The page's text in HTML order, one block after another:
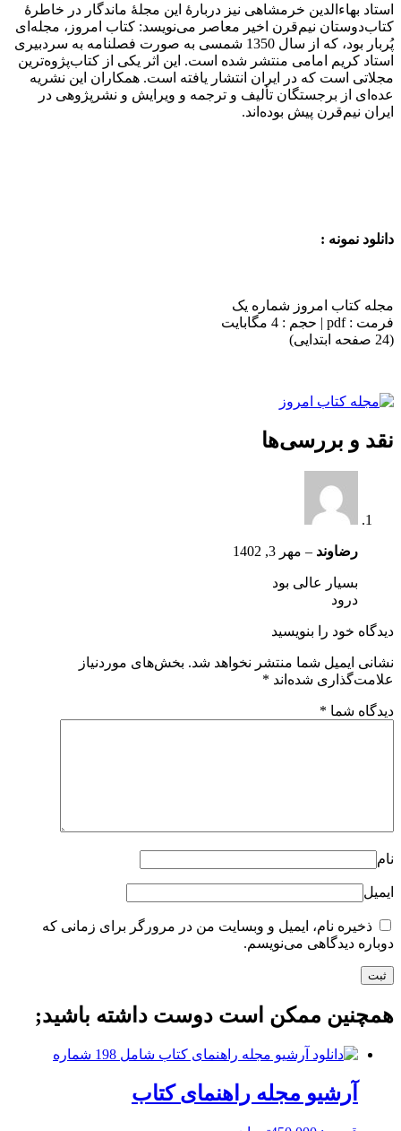
استاد بهاءالدین خرمشاهی نیز دربارهٔ این مجلهٔ ماندگار در خاطرهٔ
کتاب‌دوستان نیم‌قرن اخیر معاصر می‌نویسد: کتاب امروز، مجله‌ای
پُربار بود، که از سال 1350 شمسی به صورت فصلنامه به سردبیری
استاد کریم امامی منتشر شده است. این اثر یکی از کتاب‌پژوه‌ترین
مجلاتی است که در ایران انتشار یافته است. همکاران این نشریه
عده‌ای از برجستگان تألیف و ترجمه و ویرایش و نشرپژوهی در
ایران نیم‌قرن پیش بوده‌اند.
دانلود نمونه :
مجله کتاب امروز شماره یک
فرمت : pdf | حجم : 4 مگابایت
(24 صفحه ابتدایی)
نقد و بررسی‌ها
رضاوند – مهر 3, 1402
بسیار عالی بود
درود
دیدگاه خود را بنویسید
نشانی ایمیل شما منتشر نخواهد شد. بخش‌های موردنیاز
علامت‌گذاری شده‌اند *
دیدگاه شما *
نام
ایمیل
ذخیره نام، ایمیل و وبسایت من در مرورگر برای زمانی که
دوباره دیدگاهی می‌نویسم.
همچنین ممکن است دوست داشته باشید;
آرشیو مجله راهنمای کتاب